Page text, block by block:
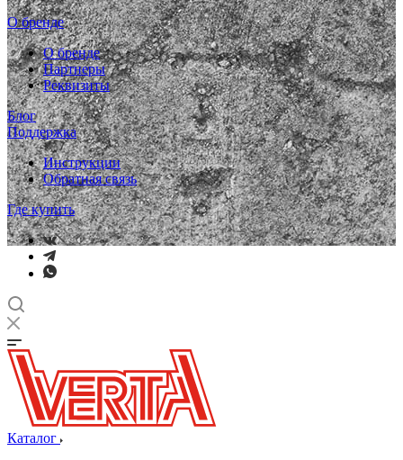
О бренде
О бренде
Партнеры
Реквизиты
Блог
Поддержка
Инструкции
Обратная связь
Где купить
Каталог